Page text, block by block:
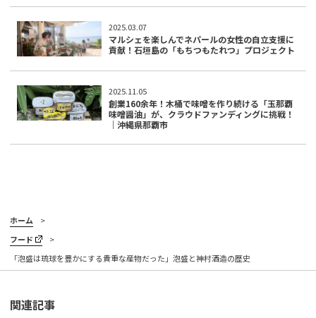
2025.03.07
マルシェを楽しんでネパールの女性の自立支援に
貢献！石垣島の「もちつもたれつ」プロジェクト
2025.11.05
創業160余年！木桶で味噌を作り続ける「玉那覇
味噌醤油」が、クラウドファンディングに挑戦！
｜沖縄県那覇市
ホーム
フード
「泡盛は琉球を豊かにする貴重な産物だった」泡盛と神村酒造の歴史
関連記事